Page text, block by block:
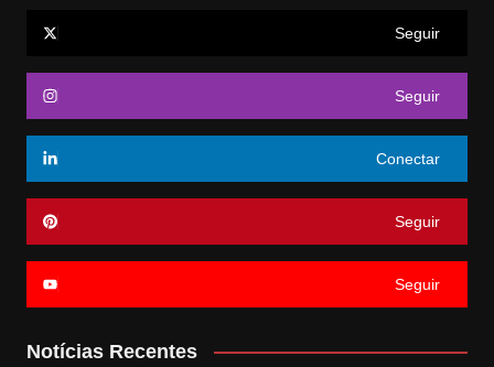
Seguir
Seguir
Conectar
Seguir
Seguir
Notícias Recentes